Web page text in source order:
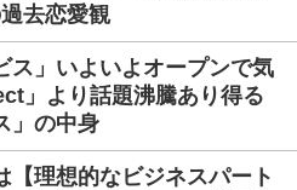
去恋愛観
ス」いよいよオープンで気
」より話題沸騰あり得る
」の中身
【理想的なビジネスパート